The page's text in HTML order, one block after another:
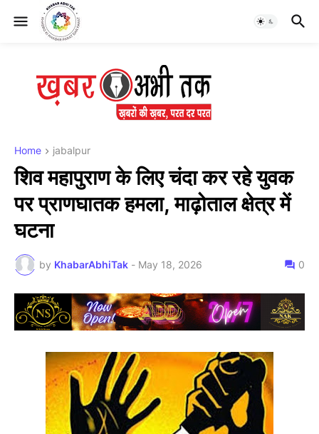
Home jabalpur
शिव महापुराण के लिए चंदा कर रहे युवक
पर प्राणघातक हमला, माढ़ोताल क्षेत्र में
घटना
by KhabarAbhiTak - May 18, 2026 0